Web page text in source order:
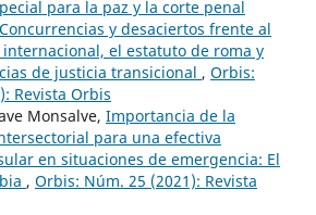
para la paz y la corte penal
y desaciertos frente al
el estatuto de roma y
de justicia transicional , Orbis:
Revista Orbis
Monsalve, Importancia de la
para una efectiva
en situaciones de emergencia: El
, Orbis: Núm. 25 (2021): Revista